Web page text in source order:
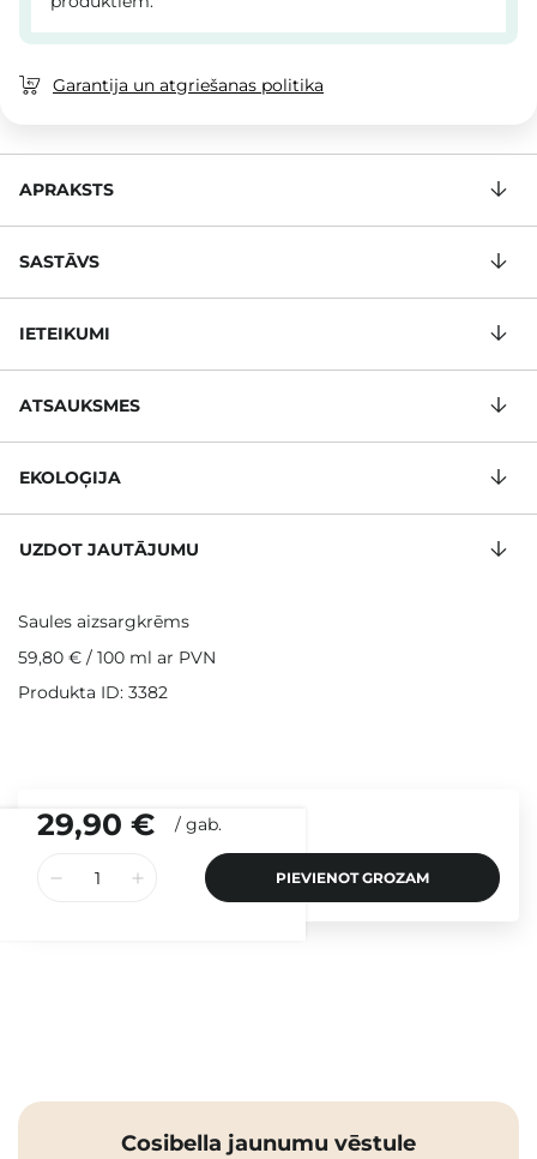
29,90 € / gab.
PIEVIENOT GROZAM
Garantija un atgriešanas politika
APRAKSTS
SASTĀVS
IETEIKUMI
ATSAUKSMES
EKOLOĢIJA
UZDOT JAUTĀJUMU
Saules aizsargkrēms
59,80 € / 100 ml ar PVN
Produkta ID: 3382
Cosibella jaunumu vēstule